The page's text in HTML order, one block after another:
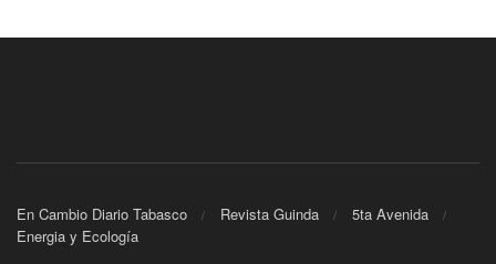
En Cambio Diario Tabasco Revista Guinda
5ta Avenida
Energia y Ecología